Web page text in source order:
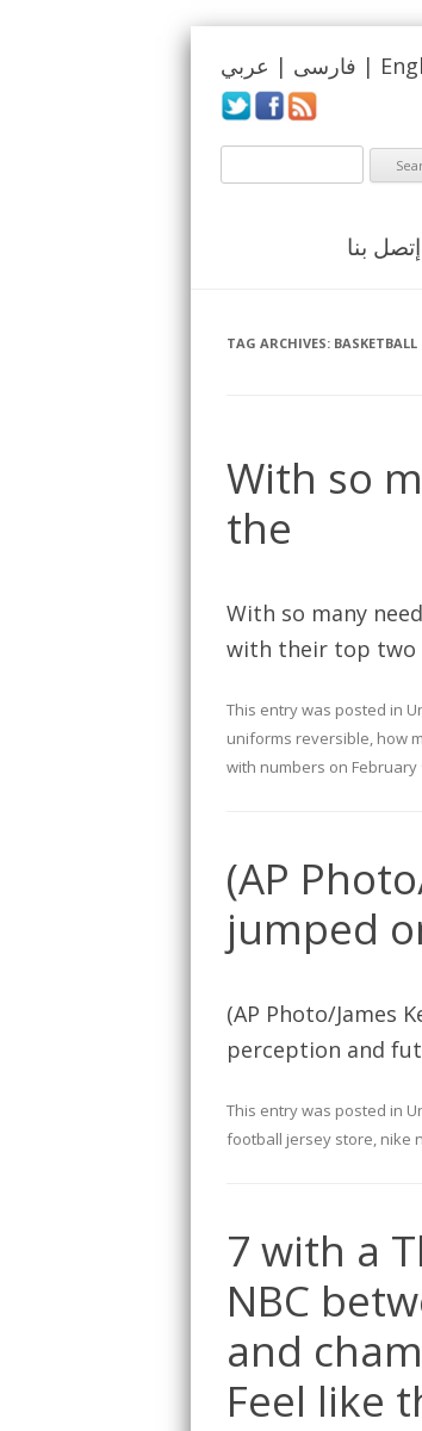
فارسی | عربي |
إتصل بنا
TAG ARCHIVES:
With so
the
With so many
with their top two
This entry was posted in
uniforms reversible, how
with numbers on February
(AP
jumped
(AP Photo/James
perception and
This entry was posted in
football jersey store, nike
7 with a
NBC
and
Feel like